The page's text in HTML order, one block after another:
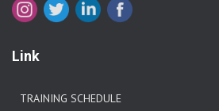
Link
TRAINING SCHEDULE